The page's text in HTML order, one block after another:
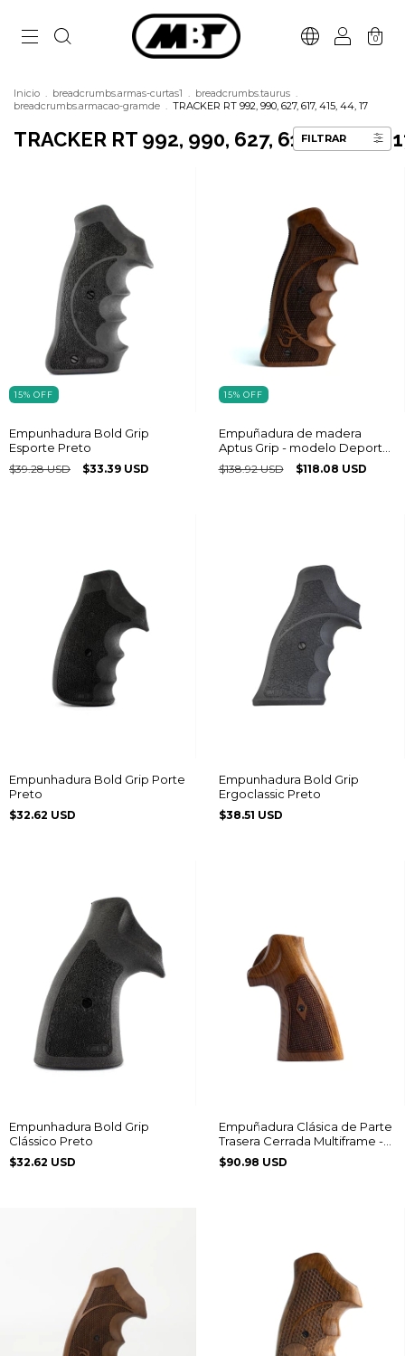
0
Inicio . breadcrumbs.armas-curtas1 . breadcrumbs.taurus .
breadcrumbs.armacao-gramde . TRACKER RT 992, 990, 627, 617, 415, 44, 17
TRACKER RT 992, 990, 627, 617, 415, 44,
FILTRAR
15% OFF
Empunhadura Bold Grip
Esporte Preto
$39.28 USD $33.39 USD
15% OFF
Empuñadura de madera
Aptus Grip - modelo Deporte
/ Competición Multiframe®
logo Taurus
$138.92 USD $118.08 USD
Empunhadura Bold Grip Porte
Preto
$32.62 USD
Empunhadura Bold Grip
Ergoclassic Preto
$38.51 USD
Empunhadura Bold Grip
Clássico Preto
$32.62 USD
Empuñadura Clásica de Parte
Trasera Cerrada Multiframe -
Acanalada con Patrón de
Diamante
$90.98 USD